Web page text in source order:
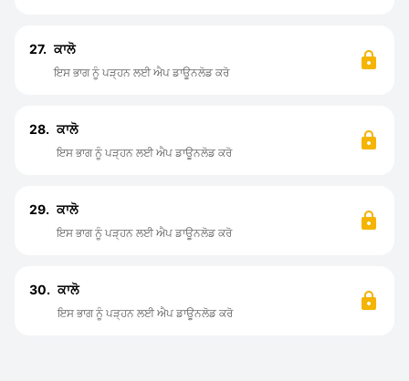
27. ਕਾਲੋ
ਇਸ ਭਾਗ ਨੂੰ ਪੜ੍ਹਨ ਲਈ ਐਪ ਡਾਊਨਲੋਡ ਕਰੋ
28. ਕਾਲੋ
ਇਸ ਭਾਗ ਨੂੰ ਪੜ੍ਹਨ ਲਈ ਐਪ ਡਾਊਨਲੋਡ ਕਰੋ
29. ਕਾਲੋ
ਇਸ ਭਾਗ ਨੂੰ ਪੜ੍ਹਨ ਲਈ ਐਪ ਡਾਊਨਲੋਡ ਕਰੋ
30. ਕਾਲੋ
ਇਸ ਭਾਗ ਨੂੰ ਪੜ੍ਹਨ ਲਈ ਐਪ ਡਾਊਨਲੋਡ ਕਰੋ